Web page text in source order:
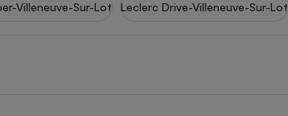
Villeneuve-Sur-Lot Leclerc Drive-Villeneuve-Sur-Lot